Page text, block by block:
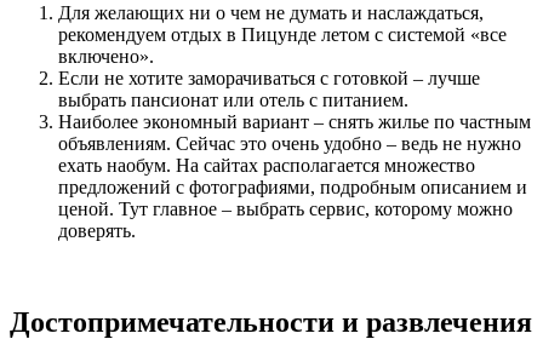
Для желающих ни о чем не думать и наслаждаться,
рекомендуем отдых в Пицунде летом с системой «все
включено».
Если не хотите заморачиваться с готовкой – лучше
выбрать пансионат или отель с питанием.
Наиболее экономный вариант – снять жилье по частным
объявлениям. Сейчас это очень удобно – ведь не нужно
ехать наобум. На сайтах располагается множество
предложений с фотографиями, подробным описанием и
ценой. Тут главное – выбрать сервис, которому можно
доверять.
Достопримечательности и развлечения